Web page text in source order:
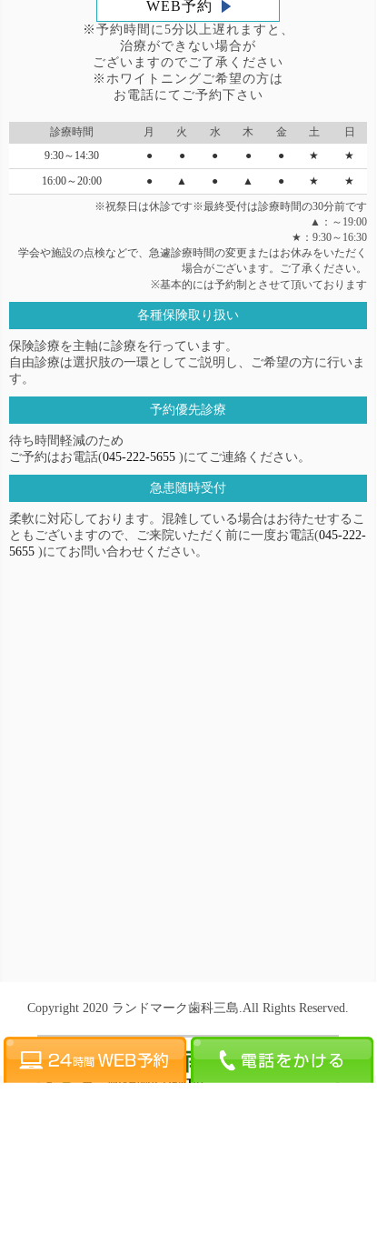
WEB予約
※予約時間に5分以上遅れますと、
治療ができない場合が
ございますのでご了承ください
※ホワイトニングご希望の方は
お電話にてご予約下さい
診療時間 月 火 水 木 金 土
日
9:30～14:30
● ● ● ● ● ★
★
16:00～20:00
● ▲ ● ▲ ● ★
★
※祝祭日は休診です※最終受付は診療時間の30分前です
▲：～19:00
★：9:30～16:30
学会や施設の点検などで、急遽診療時間の変更またはお休みをいただく
場合がございます。ご了承ください。
※基本的には予約制とさせて頂いております
各種保険取り扱い
保険診療を主軸に診療を行っています。
自由診療は選択肢の一環としてご説明し、ご希望の方に行いま
す。
予約優先診療
待ち時間軽減のため
ご予約はお電話(045-222-5655 )にてご連絡ください。
急患随時受付
柔軟に対応しております。混雑している場合はお待たせするこ
ともございますので、ご来院いただく前に一度お電話(045-222-
5655 )にてお問い合わせください。
Copyright 2020 ランドマーク歯科三島.All Rights Reserved.